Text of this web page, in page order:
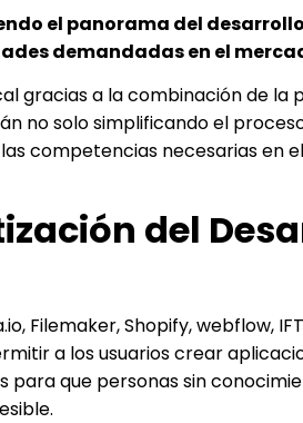
el panorama del
demandadas en el
gracias a la combinación de la
no solo simplificando el
competencias necesarias en
del
Filemaker, Shopify, webflow,
a los usuarios crear
para que personas sin